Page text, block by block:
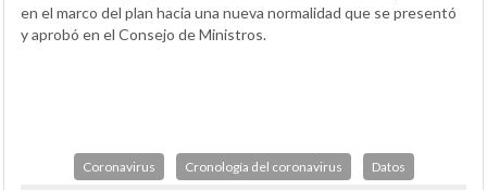
en el marco del plan hacia una nueva normalidad que se presentó
y aprobó en el Consejo de Ministros.
Coronavirus Cronología del coronavirus Datos